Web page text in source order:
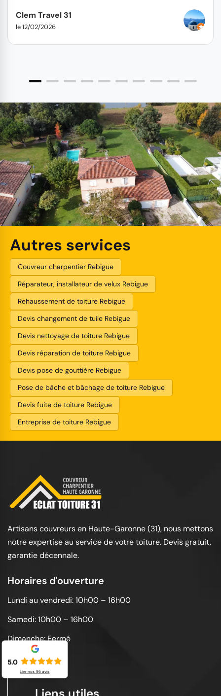
Clem Travel 31
le 12/02/2026
Autres services
Couvreur charpentier Rebigue
Réparateur, installateur de velux Rebigue
Rehaussement de toiture Rebigue
Devis changement de tuile Rebigue
Devis nettoyage de toiture Rebigue
Devis réparation de toiture Rebigue
Devis pose de gouttière Rebigue
Pose de bâche et bâchage de toiture Rebigue
Devis fuite de toiture Rebigue
Entreprise de toiture Rebigue
Artisans couvreurs en Haute-Garonne (31), nous mettons
notre expertise au service de votre toiture. Devis gratuit,
garantie décennale.
Horaires d'ouverture
Lundi au vendredi: 10h00 – 16h00
Samedi: 10h00 – 16h00
Dimanche: Fermé
5.0
Lire nos 95avis